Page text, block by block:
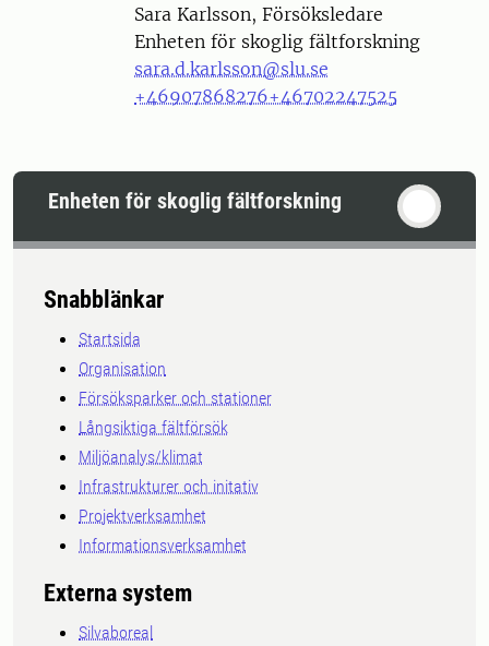
PersonSara Karlsson, Försöksledare
Enheten för skoglig fältforskning
sara.d.karlsson@slu.se
+46907868276+46702247525
Enheten för skoglig fältforskning
Snabblänkar
Startsida
Organisation
Försöksparker och stationer
Långsiktiga fältförsök
Miljöanalys/klimat
Infrastrukturer och initativ
Projektverksamhet
Informationsverksamhet
Externa system
Silvaboreal